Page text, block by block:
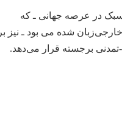
در عرصه جهانی ـ که
شده می بود ـ نیز بر
تمدنی برجسته قرار می‌دهد.